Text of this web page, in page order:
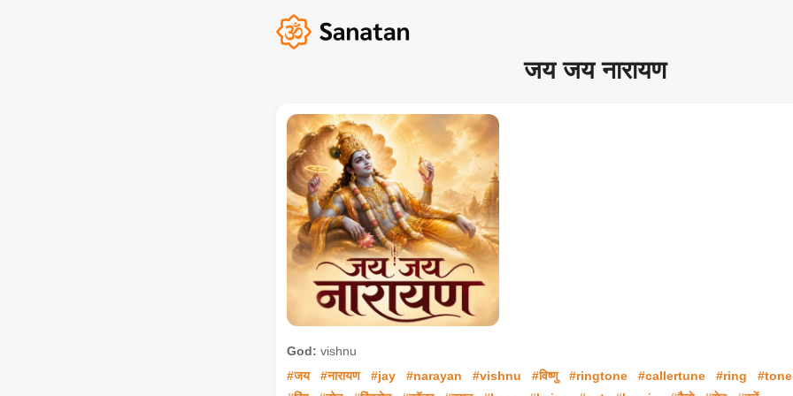
जय जय नारायण
God: vishnu
#जय
#नारायण #jay #narayan #vishnu #विष्णु #ringtone #callertune #ring #tone